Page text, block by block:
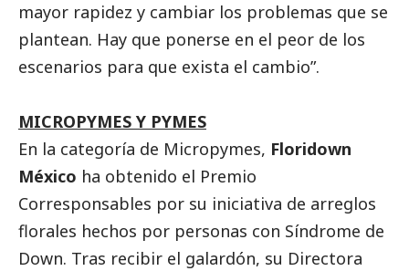
mayor rapidez y cambiar los problemas que se
plantean. Hay que ponerse en el peor de los
escenarios para que exista el cambio”.
MICROPYMES Y PYMES
En la categoría de Micropymes, Floridown
México ha obtenido el Premio
Corresponsables por su iniciativa de arreglos
florales hechos por personas con Síndrome de
Down. Tras recibir el galardón, su Directora